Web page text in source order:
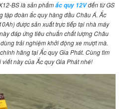
BS là sản phẩmắc quy 12Vđến từ GS
tập đoàn ắc quy hàng đầu Châu Á. Ắc
được sản xuất trực tiếp tại nhà máy
đáp ứng tiêu chuẩn chất lượng Châu
trải nghiệm khởi động xe mượt mà.
hãng tại Ắc quy Gia Phát. Cùng tìm
này của Ắc quy Gia Phát nhé!